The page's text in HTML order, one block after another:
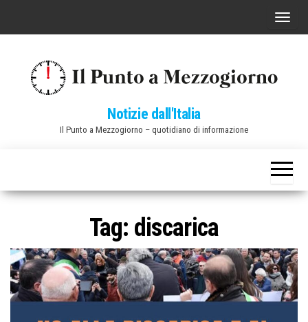
C
a
v
a
z
i
Notizie dall'Italia
Il Punto a Mezzogiorno – quotidiano di informazione
Tag: discarica